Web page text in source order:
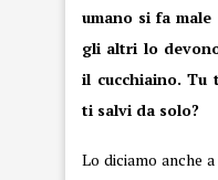
umano si fa
gli altri lo
il cucchiaino. Tu
ti salvi da solo?
Lo diciamo anche